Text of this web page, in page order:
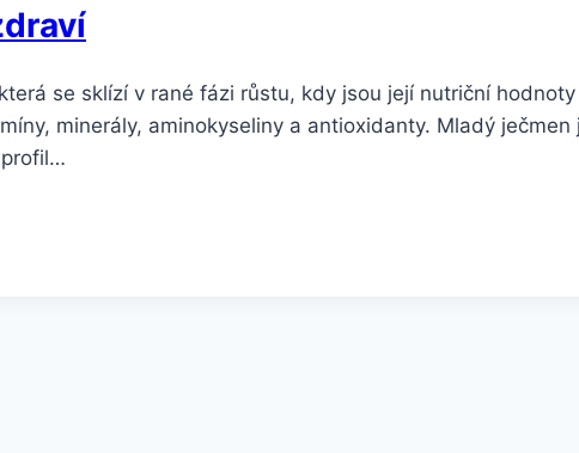
se sklízí v rané fázi růstu, kdy jsou její nutriční
minerály, aminokyseliny a antioxidanty. Mladý